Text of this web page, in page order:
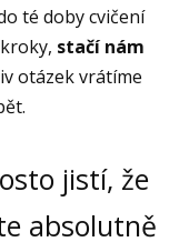
té doby cvičení
stačí nám
otázek vrátíme
jistí, že
absolutně